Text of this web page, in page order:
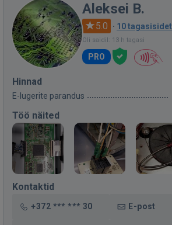
Aleksei B.
5.0 · 10 tagasisidet
Oli saidil: 13 h tagasi
PRO
Hinnad
E-lugerite parandus
Töö näited
Kontaktid
+372 *** *** 30 E-post